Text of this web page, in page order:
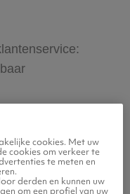
huurauto voor
cookies. Met uw
cookies om verkeer te
te meten en
derden en kunnen uw
om een profiel van uw